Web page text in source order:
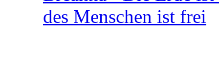
des Menschen ist frei